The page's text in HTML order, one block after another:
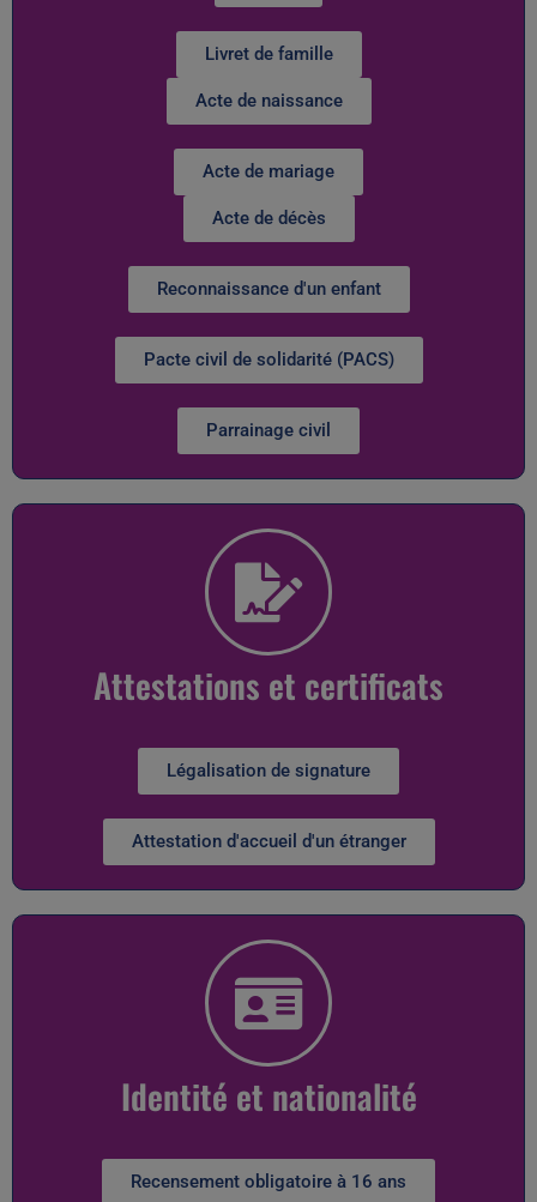
Livret de famille
Acte de naissance
Acte de mariage
Acte de décès
Reconnaissance d'un enfant
Pacte civil de solidarité (PACS)
Parrainage civil
Attestations et certificats
Légalisation de signature
Attestation d'accueil d'un étranger
Identité et nationalité
Recensement obligatoire à 16 ans